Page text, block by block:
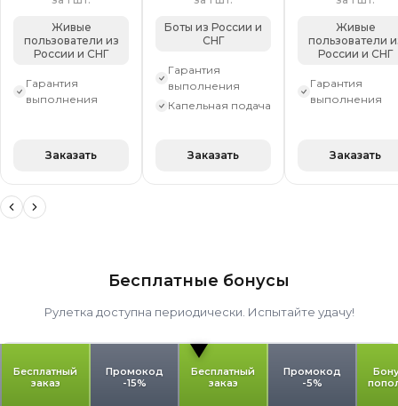
Живые
пользователи из
России и СНГ
Гарантия
выполнения
Заказать
Боты из России и
СНГ
Гарантия
выполнения
Капельная подача
Заказать
Живые
пользователи
России и СНГ
Гарантия
выполнения
Заказать
Бесплатные бонусы
Рулетка доступна периодически. Испытайте удачу!
Бесплатный
заказ
Промокод
-15%
Бесплатный
заказ
Промокод
-5%